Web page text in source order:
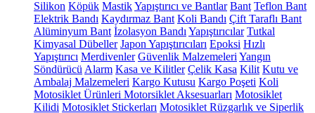
Silikon Köpük MastikYapıştırıcı ve Bantlar Bant Teflon Bant
Elektrik Bandı Kaydırmaz Bant Koli Bandı Çift Taraflı Bant
Alüminyum Bant İzolasyon Bandı Yapıştırıcılar Tutkal
Kimyasal Dübeller Japon Yapıştırıcıları Epoksi Hızlı
Yapıştırıcı Merdivenler Güvenlik Malzemeleri Yangın
Söndürücü Alarm Kasa ve Kilitler Çelik Kasa Kilit Kutu ve
Ambalaj Malzemeleri Kargo Kutusu Kargo Poşeti Koli
Motosiklet Ürünleri Motorsiklet Aksesuarları Motosiklet
Kilidi Motosiklet Stickerları Motosiklet Rüzgarlık ve Siperlik